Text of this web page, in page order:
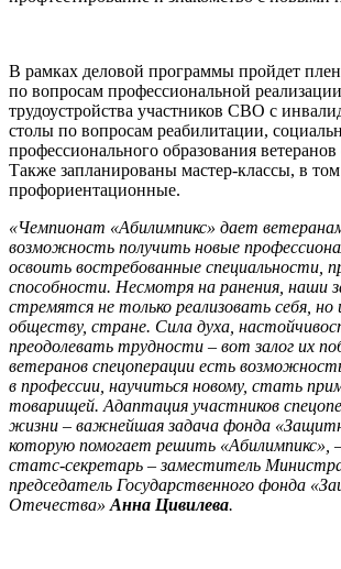
В рамках деловой программы пройдет
по вопросам профессиональной
трудоустройства участников СВО с
столы по вопросам реабилитации,
профессионального образования
Также запланированы мастер-классы, в
профориентационные.
«Чемпионат «Абилимпикс» дает
возможность получить новые
освоить востребованные специальности,
способности. Несмотря на ранения, наши
стремятся не только реализовать себя, но
обществу, стране. Сила духа,
преодолевать трудности – вот залог их
ветеранов спецоперации есть
в профессии, научиться новому, стать
товарищей. Адаптация участников
жизни – важнейшая задача фонда
которую помогает решить «Абилимпикс»,
статс-секретарь – заместитель
председатель Государственного фонда
Отечества» Анна Цивилева.